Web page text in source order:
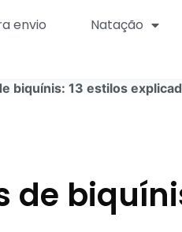
envio Natação
biquínis: 13 estilos
de